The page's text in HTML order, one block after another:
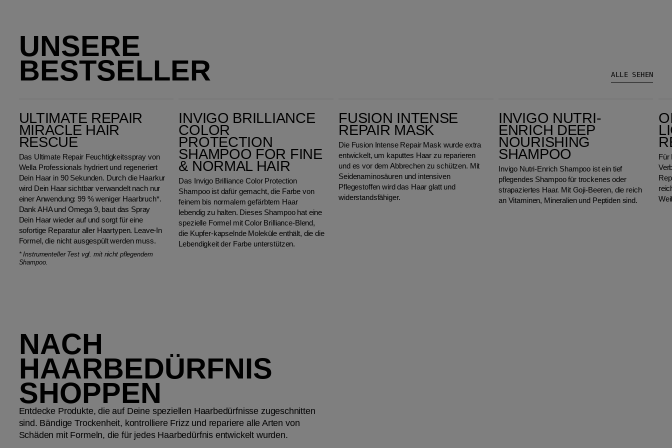
UNSERE
BESTSELLER ALLE SEHEN
ULTIMATE REPAIR
MIRACLE HAIR
RESCUE
Das Ultimate Repair Feuchtigkeitsspray von
Wella Professionals hydriert und regeneriert
Dein Haar in 90 Sekunden. Durch die Haarkur
wird Dein Haar sichtbar verwandelt nach nur
einer Anwendung: 99 % weniger Haarbruch*.
Dank AHA und Omega 9, baut das Spray
Dein Haar wieder auf und sorgt für eine
sofortige Reparatur aller Haartypen. Leave-In
Formel, die nicht ausgespült werden muss.
* Instrumenteller Test vgl. mit nicht pflegendem
Shampoo.
INVIGO BRILLIANCE
COLOR
PROTECTION
SHAMPOO FOR FINE
& NORMAL HAIR
Das Invigo Brilliance Color Protection
Shampoo ist dafür gemacht, die Farbe von
feinem bis normalem gefärbtem Haar
lebendig zu halten. Dieses Shampoo hat eine
spezielle Formel mit Color Brilliance-Blend,
die Kupfer-kapselnde Moleküle enthält, die die
Lebendigkeit der Farbe unterstützen.
FUSION INTENSE
REPAIR MASK
Die Fusion Intense Repair Mask wurde extra
entwickelt, um kaputtes Haar zu reparieren
und es vor dem Abbrechen zu schützen. Mit
Seidenaminosäuren und intensiven
Pflegestoffen wird das Haar glatt und
widerstandsfähiger.
INVIGO NUTRI-
ENRICH DEEP
NOURISHING
SHAMPOO
Invigo Nutri-Enrich Shampoo ist ein tief
pflegendes Shampoo für trockenes oder
strapaziertes Haar. Mit Goji-Beeren, die reich
an Vitaminen, Mineralien und Peptiden sind.
Für
NACH
HAARBEDÜRFNIS
SHOPPEN
Entdecke Produkte, die auf Deine speziellen Haarbedürfnisse zugeschnitten
sind. Bändige Trockenheit, kontrolliere Frizz und repariere alle Arten von
Schäden mit Formeln, die für jedes Haarbedürfnis entwickelt wurden.